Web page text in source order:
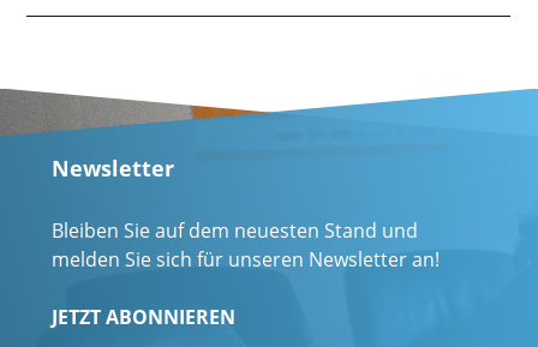
Newsletter
Bleiben Sie auf dem neuesten Stand und
melden Sie sich für unseren Newsletter an!
JETZT ABONNIEREN